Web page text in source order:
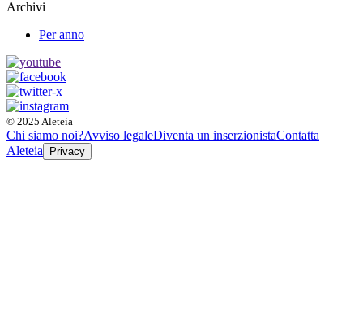
Archivi
Per anno
© 2025 Aleteia
Chi siamo noi?Avviso legaleDiventa un inserzionistaContatta
Aleteia
Privacy